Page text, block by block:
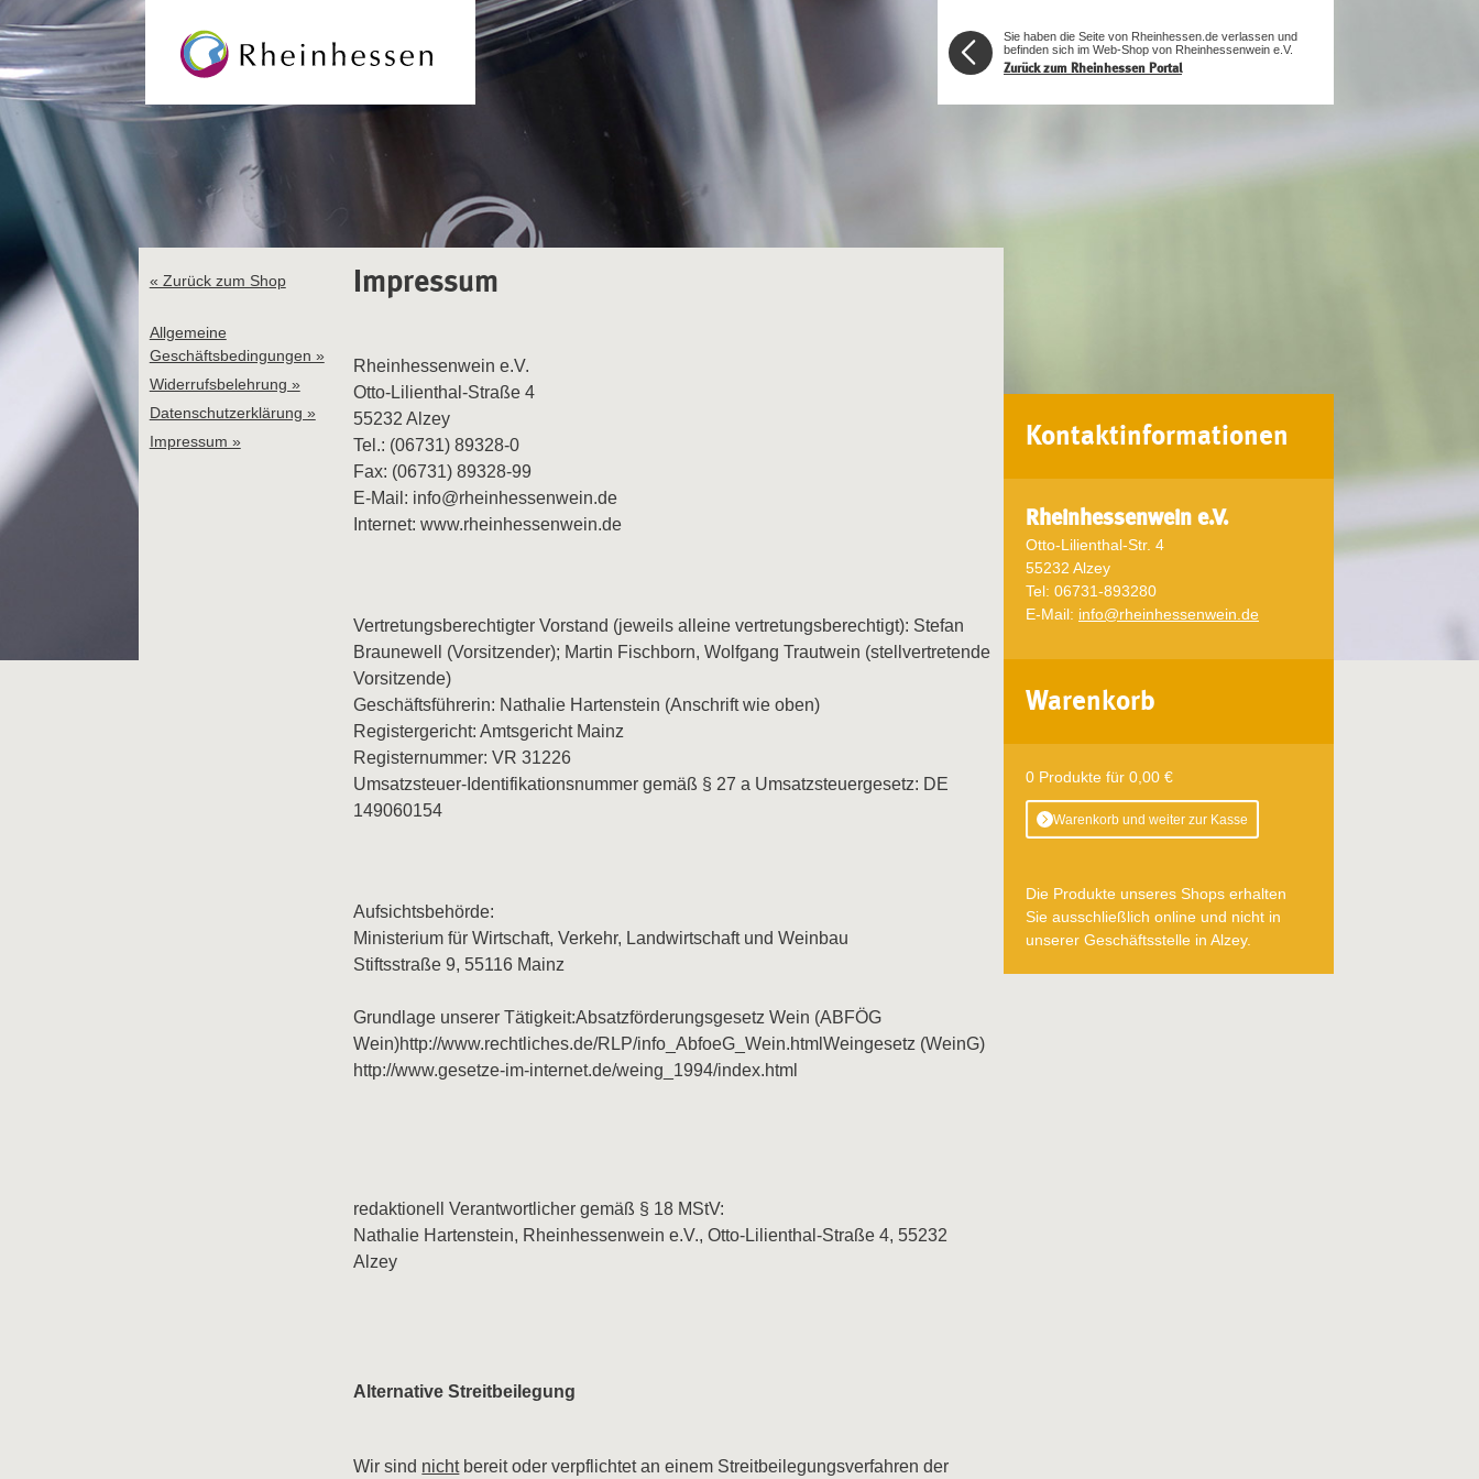
Sie haben die Seite von Rheinhessen.de verlassen und
befinden sich im Web-Shop von Rheinhessenwein e.V.
Zurück zum Rheinhessen Portal
Kontaktinformationen
Rheinhessenwein e.V.
Otto-Lilienthal-Str. 4
55232 Alzey
Tel: 06731-893280
E-Mail: info@rheinhessenwein.de
Warenkorb
0 Produkte für 0,00 €
Warenkorb und weiter zur Kasse
Die Produkte unseres Shops erhalten
Sie ausschließlich online und nicht in
unserer Geschäftsstelle in Alzey.
Impressum
Rheinhessenwein e.V.
Otto-Lilienthal-Straße 4
55232 Alzey
Tel.: (06731) 89328-0
Fax: (06731) 89328-99
E-Mail: info@rheinhessenwein.de
Internet: www.rheinhessenwein.de
Vertretungsberechtigter Vorstand (jeweils alleine vertretungsberechtigt): Stefan
Braunewell (Vorsitzender); Martin Fischborn, Wolfgang Trautwein (stellvertretende
Vorsitzende)
Geschäftsführerin: Nathalie Hartenstein (Anschrift wie oben)
Registergericht: Amtsgericht Mainz
Registernummer: VR 31226
Umsatzsteuer-Identifikationsnummer gemäß § 27 a Umsatzsteuergesetz: DE
149060154
Aufsichtsbehörde:
Ministerium für Wirtschaft, Verkehr, Landwirtschaft und Weinbau
Stiftsstraße 9, 55116 Mainz
Grundlage unserer Tätigkeit:Absatzförderungsgesetz Wein (ABFÖG
Wein)http://www.rechtliches.de/RLP/info_AbfoeG_Wein.htmlWeingesetz (WeinG)
http://www.gesetze-im-internet.de/weing_1994/index.html
redaktionell Verantwortlicher gemäß § 18 MStV:
Nathalie Hartenstein, Rheinhessenwein e.V., Otto-Lilienthal-Straße 4, 55232
Alzey
Alternative Streitbeilegung
Wir sind nichtbereit oder verpflichtet an einem Streitbeilegungsverfahren der
« Zurück zum Shop
Allgemeine
Geschäftsbedingungen »
Widerrufsbelehrung »
Datenschutzerklärung »
Impressum »